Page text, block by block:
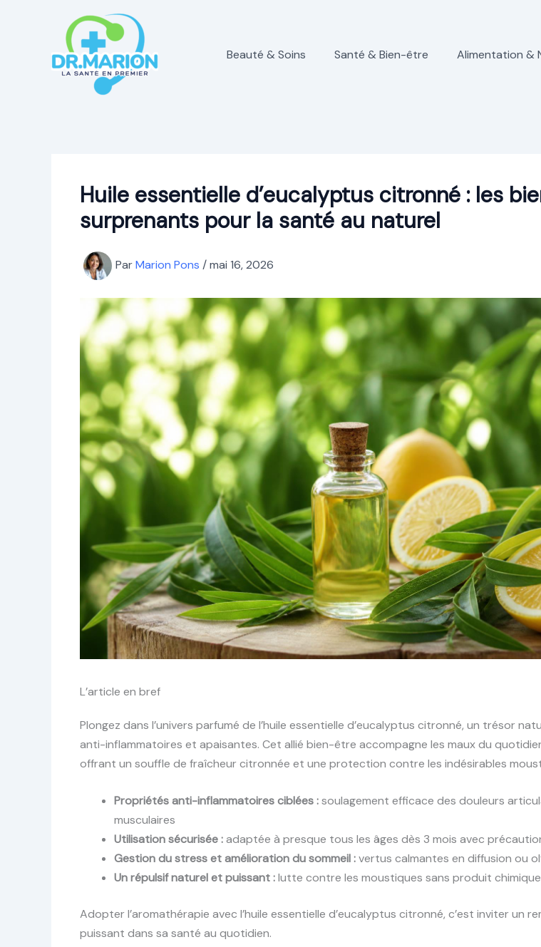
Beauté & Soins Santé & Bien-être Alimentation &
Huile essentielle d’eucalyptus citronné : les
surprenants pour la santé au naturel
ParMarion Pons /mai 16, 2026
L’article en bref
Plongez dans l’univers parfumé de l’huile essentielle d’eucalyptus citronné, un trésor
anti-inflammatoires et apaisantes. Cet allié bien-être accompagne les maux du
offrant un souffle de fraîcheur citronnée et une protection contre les indésirables
Propriétés anti-inflammatoires ciblées :soulagement efficace des douleurs
musculaires
Utilisation sécurisée :adaptée à presque tous les âges dès 3 mois avec
Gestion du stress et amélioration du sommeil :vertus calmantes en diffusion ou
Un répulsif naturel et puissant :lutte contre les moustiques sans produit chimique
Adopter l’aromathérapie avec l’huile essentielle d’eucalyptus citronné, c’est inviter un
puissant dans sa santé au quotidien.